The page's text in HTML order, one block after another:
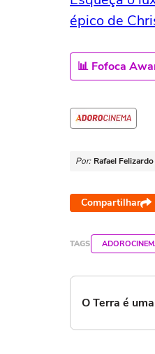
épico de
📊 Fofoca
Por: Rafael
Compartilhar
TAGS
O Terra é